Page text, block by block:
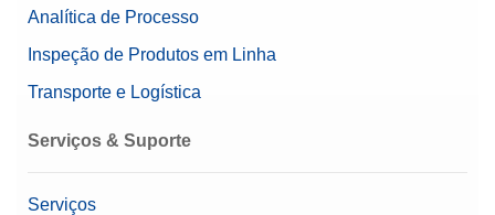
Analítica de Processo
Inspeção de Produtos em Linha
Transporte e Logística
Serviços & Suporte
Serviços